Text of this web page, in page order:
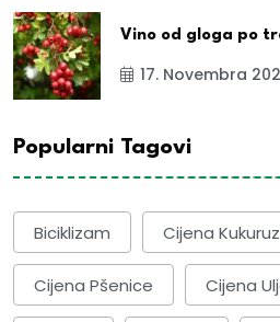
Vino od gloga po
17. Novembra
Popularni Tagovi
Biciklizam Cijena
Cijena Pšenice Cijena